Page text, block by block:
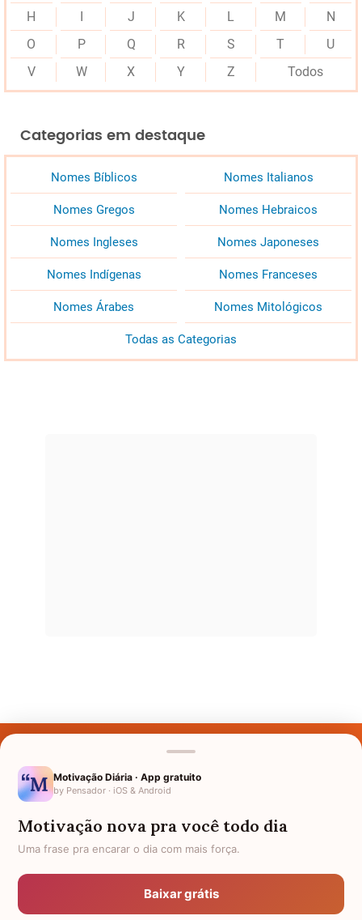
H
J K L M
N
O
P Q R S T
U
V
W X Y Z Todos
Categorias em destaque
Nomes Bíblicos Nomes Italianos
Nomes Gregos Nomes Hebraicos
Nomes Ingleses Nomes Japoneses
Nomes Indígenas Nomes Franceses
Nomes Árabes Nomes Mitológicos
Todas as Categorias
Nomes pelo Mundo
Política de Privacidade
Anuncie
Motivação Diária · App gratuito
by Pensador · iOS & Android
Motivação nova pra você todo dia
Uma frase pra encarar o dia com mais força.
Baixar grátis